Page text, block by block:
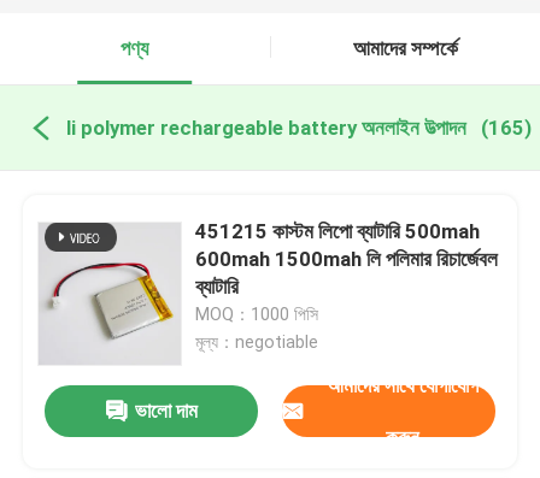
পণ্য আমাদের সম্পর্কে
li polymer rechargeable battery অনলাইন উত্পাদন (165)
451215 কাস্টম লিপো ব্যাটারি 500mah
600mah 1500mah লি পলিমার রিচার্জেবল
ব্যাটারি
MOQ：1000 পিসি
মূল্য：negotiable
ভালো দাম
আমাদের সাথে যোগাযোগ
করুন